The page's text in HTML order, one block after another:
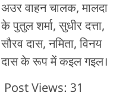
अउर वाहन चालक, मालदा
के पुतुल शर्मा, सुधीर दत्ता,
सौरव दास, नमिता, विनय
दास के रूप में कइल गइल।
Post Views: 31